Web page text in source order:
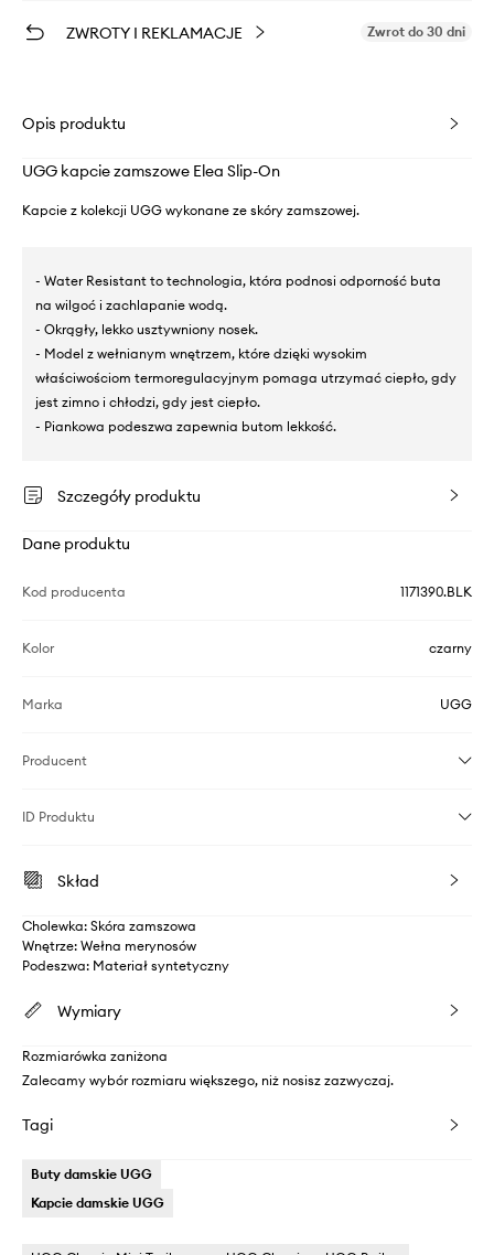
ZWROTY I REKLAMACJE Zwrot do 30 dni
Opis produktu
UGG kapcie zamszowe Elea Slip-On
Kapcie z kolekcji UGG wykonane ze skóry zamszowej.
- Water Resistant to technologia, która podnosi odporność buta
na wilgoć i zachlapanie wodą.
- Okrągły, lekko usztywniony nosek.
- Model z wełnianym wnętrzem, które dzięki wysokim
właściwościom termoregulacyjnym pomaga utrzymać ciepło, gdy
jest zimno i chłodzi, gdy jest ciepło.
- Piankowa podeszwa zapewnia butom lekkość.
Szczegóły produktu
Dane produktu
Kod producenta 1171390.BLK
Kolor czarny
Marka UGG
Producent
ID Produktu
Skład
Cholewka: Skóra zamszowa
Wnętrze: Wełna merynosów
Podeszwa: Materiał syntetyczny
Wymiary
Rozmiarówka zaniżona
Zalecamy wybór rozmiaru większego, niż nosisz zazwyczaj.
Tagi
Buty damskie UGG
Kapcie damskie UGG